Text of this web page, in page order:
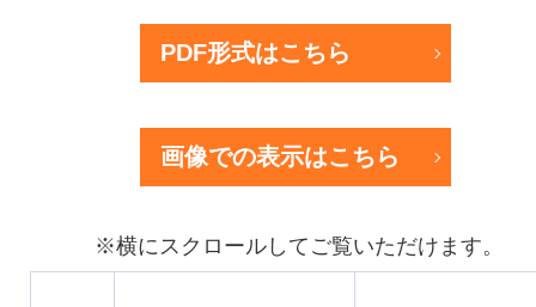
PDF形式はこちら
画像での表示はこちら